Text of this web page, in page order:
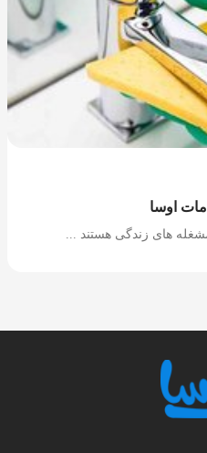
اوسا
های زندگی هستند ...